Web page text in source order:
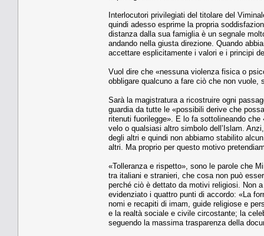
Interlocutori privilegiati del titolare del
quindi adesso esprime la propria
distanza dalla sua famiglia è un segnale
andando nella giusta direzione. Quando
accettare esplicitamente i valori e i principi
Vuol dire che «nessuna violenza fisica o
obbligare qualcuno a fare ciò che non
Sarà la magistratura a ricostruire ogni
guardia da tutte le «possibili derive che
ritenuti fuorilegge». E lo fa sottolineando
velo o qualsiasi altro simbolo dell’Islam.
degli altri e quindi non abbiamo stabilito
altri. Ma proprio per questo motivo
«Tolleranza e rispetto», sono le parole che
tra italiani e stranieri, che cosa non può
perché ciò è dettato da motivi religiosi. Non
evidenziato i quattro punti di accordo: «La
nomi e recapiti di imam, guide religiose e
e la realtà sociale e civile circostante; la
seguendo la massima trasparenza della